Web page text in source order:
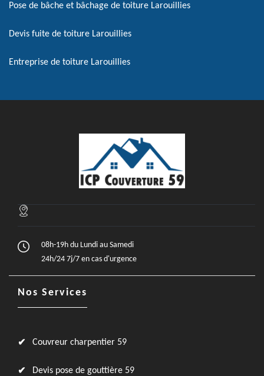
Pose de bâche et bâchage de toiture Larouillies
Devis fuite de toiture Larouillies
Entreprise de toiture Larouillies
08h-19h du Lundi au Samedi
24h/24 7j/7 en cas d'urgence
Nos Services
Couvreur charpentier 59
Devis pose de gouttière 59